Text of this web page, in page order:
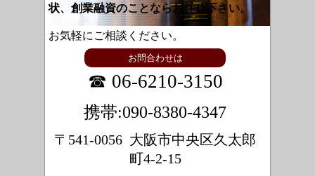
状、創業融資のことならお任せ下さい。
お気軽にご相談ください。
お問合わせは
☎ 06-6210-3150
携帯:090-8380-4347
〒541-0056 大阪市中央区久太郎
町4-2-15